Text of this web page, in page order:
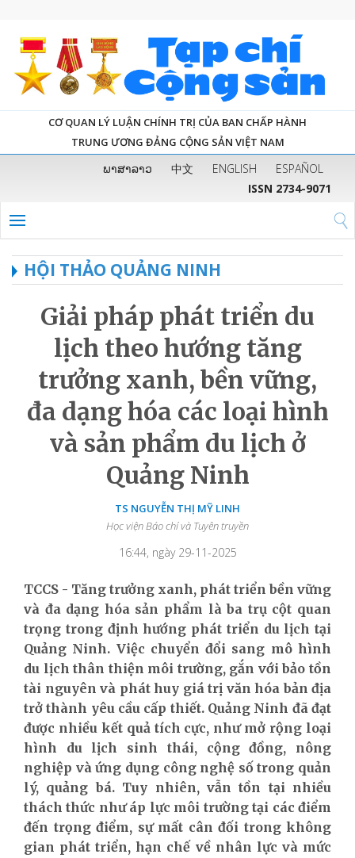
CƠ QUAN LÝ LUẬN CHÍNH TRỊ CỦA BAN CHẤP HÀNH
TRUNG ƯƠNG ĐẢNG CỘNG SẢN VIỆT NAM
ພາສາລາວ 中文 ENGLISH
ESPAÑOL
ISSN 2734-9071
HỘI THẢO QUẢNG NINH
Giải pháp phát triển du
lịch theo hướng tăng
trưởng xanh, bền vững,
đa dạng hóa các loại hình
và sản phẩm du lịch ở
Quảng Ninh
TS NGUYỄN THỊ MỸ LINH
Học viện Báo chí và Tuyên truyền
16:44, ngày 29-11-2025
TCCS - Tăng trưởng xanh, phát triển bền vững
và đa dạng hóa sản phẩm là ba trụ cột quan
trọng trong định hướng phát triển du lịch tại
Quảng Ninh. Việc chuyển đổi sang mô hình
du lịch thân thiện môi trường, gắn với bảo tồn
tài nguyên và phát huy giá trị văn hóa bản địa
trở thành yêu cầu cấp thiết. Quảng Ninh đã đạt
được nhiều kết quả tích cực, như mở rộng loại
hình du lịch sinh thái, cộng đồng, nông
nghiệp và ứng dụng công nghệ số trong quản
lý, quảng bá. Tuy nhiên, vẫn tồn tại nhiều
thách thức như áp lực môi trường tại các điểm
đến trọng điểm, sự mất cân đối trong không
gian phát triển, hạn chế về nhân lực và mức